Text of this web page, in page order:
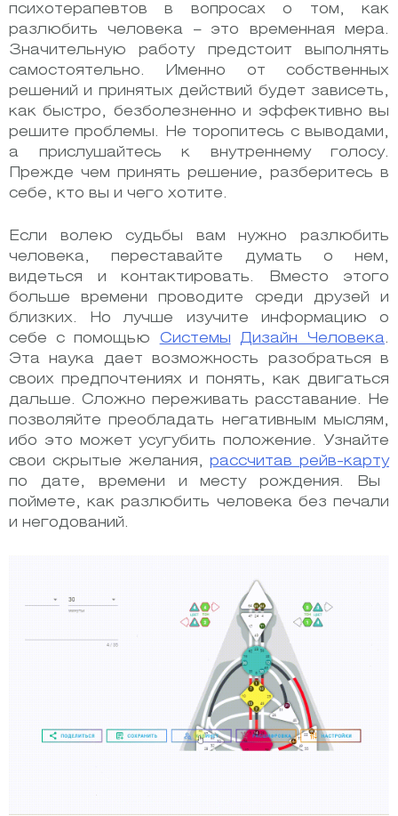
психотерапевтов в вопросах о том, как
разлюбить человека – это временная мера.
Значительную работу предстоит выполнять
самостоятельно. Именно от собственных
решений и принятых действий будет зависеть,
как быстро, безболезненно и эффективно вы
решите проблемы. Не торопитесь с выводами,
а прислушайтесь к внутреннему голосу.
Прежде чем принять решение, разберитесь в
себе, кто вы и чего хотите.
Если волею судьбы вам нужно разлюбить
человека, переставайте думать о нем,
видеться и контактировать. Вместо этого
больше времени проводите среди друзей и
близких. Но лучше изучите информацию о
себе с помощью
Системы Дизайн Человека
Эта наука дает возможность разобраться в
своих предпочтениях и понять, как двигаться
дальше. Сложно переживать расставание. Не
позволяйте преобладать негативным мыслям,
ибо это может усугубить положение. Узнайте
свои скрытые желания,
рассчитав рейв-карту
по дате, времени и месту рождения. Вы
поймете, как разлюбить человека без печали
и негодований.